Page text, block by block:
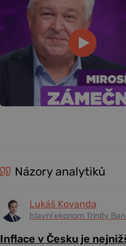
Názory analytiků
Lukáš Kovanda
hlavní ekonom Trinity
Inflace v Česku je